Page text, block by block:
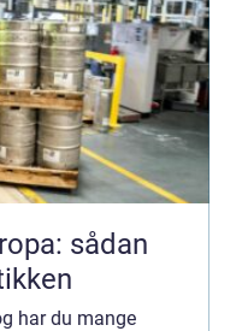
sådan
har du mange